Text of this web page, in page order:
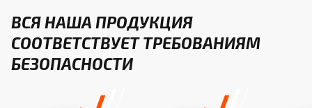
ВСЯ НАША ПРОДУКЦИЯ
СООТВЕТСТВУЕТ ТРЕБОВАНИЯМ
БЕЗОПАСНОСТИ